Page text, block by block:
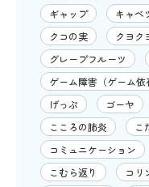
ギャップ
キャベ
クコの実
クヨク
グレープフルーツ
ゲーム障害（ゲーム依
げっぷ
ゴーヤ
こころの肺炎
こ
コミュニケーション
こむら返り
コリ